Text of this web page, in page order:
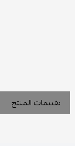
تقييمات المنتج